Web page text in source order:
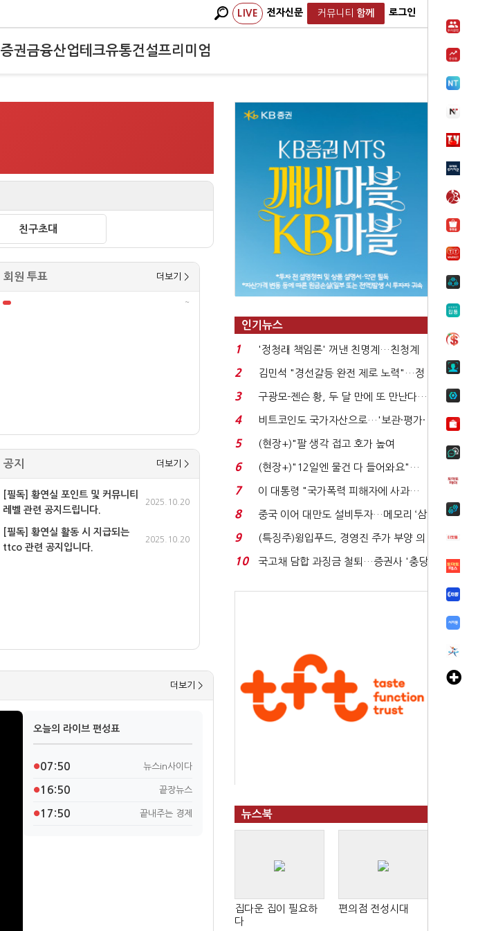
LIVE 전자신문 커뮤니티 함께 로그인
증권금융산업테크유통건설프리미엄
친구초대
회원 투표 더보기 >
~
공지 더보기 >
[필독] 황연실 포인트 및 커뮤니티
레벨 관련 공지드립니다.
2025.10.20
[필독] 황연실 활동 시 지급되는
ttco 관련 공지입니다.
2025.10.20
더보기 >
오늘의 라이브 편성표
●07:50 뉴스in사이다
●16:50 끝장뉴스
●17:50 끝내주는 경제
인기뉴스
1
'정청래 책임론' 꺼낸 친명계…친청계
는 추가투표 때리기...
2
김민석 "경선갈등 완전 제로 노력"…정
청래 "반명 공세 사...
3
구광모-젠슨 황, 두 달 만에 또 만난다…
로봇·AI 등 논...
4
비트코인도 국가자산으로…'보관·평가·
처분' 기준은 ...
5
(현장+)"팔 생각 접고 호가 높여
요"…'덜 똘똘한 한 채' 20...
6
(현장+)"12일엔 물건 다 들어와요"…
빈 매대 채우며 문 연 ...
7
이 대통령 "국가폭력 피해자에 사과…
적극적 조사로 진...
8
중국 이어 대만도 설비투자…메모리 ‘삼
국전쟁’
9
(특징주)윙입푸드, 경영진 주가 부양 의
지에 상한가...
10
국고채 담합 과징금 철퇴…증권사 '충당
뉴스북
집다운 집이 필요하
다
편의점 전성시대